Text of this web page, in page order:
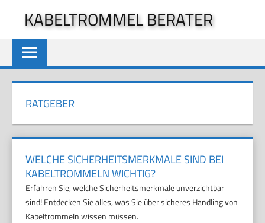
springen
KABELTROMMEL BERATER
RATGEBER
WELCHE SICHERHEITSMERKMALE SIND BEI
KABELTROMMELN WICHTIG?
Erfahren Sie, welche Sicherheitsmerkmale unverzichtbar
sind! Entdecken Sie alles, was Sie über sicheres Handling von
Kabeltrommeln wissen müssen.